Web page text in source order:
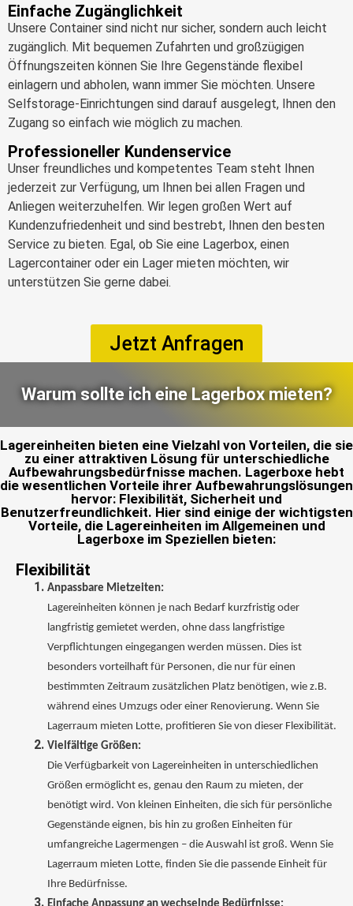
Einfache Zugänglichkeit
Unsere Container sind nicht nur sicher, sondern auch leicht
zugänglich. Mit bequemen Zufahrten und großzügigen
Öffnungszeiten können Sie Ihre Gegenstände flexibel
einlagern und abholen, wann immer Sie möchten. Unsere
Selfstorage-Einrichtungen sind darauf ausgelegt, Ihnen den
Zugang so einfach wie möglich zu machen.
Professioneller Kundenservice
Unser freundliches und kompetentes Team steht Ihnen
jederzeit zur Verfügung, um Ihnen bei allen Fragen und
Anliegen weiterzuhelfen. Wir legen großen Wert auf
Kundenzufriedenheit und sind bestrebt, Ihnen den besten
Service zu bieten. Egal, ob Sie eine Lagerbox, einen
Lagercontainer oder ein Lager mieten möchten, wir
unterstützen Sie gerne dabei.
Jetzt Anfragen
Warum sollte ich eine Lagerbox mieten?
Lagereinheiten bieten eine Vielzahl von Vorteilen, die sie
zu einer attraktiven Lösung für unterschiedliche
Aufbewahrungsbedürfnisse machen. Lagerboxe hebt
die wesentlichen Vorteile ihrer Aufbewahrungslösungen
hervor: Flexibilität, Sicherheit und
Benutzerfreundlichkeit. Hier sind einige der wichtigsten
Vorteile, die Lagereinheiten im Allgemeinen und
Lagerboxe im Speziellen bieten:
Flexibilität
Anpassbare Mietzeiten:
Lagereinheiten können je nach Bedarf kurzfristig oder
langfristig gemietet werden, ohne dass langfristige
Verpflichtungen eingegangen werden müssen. Dies ist
besonders vorteilhaft für Personen, die nur für einen
bestimmten Zeitraum zusätzlichen Platz benötigen, wie z.B.
während eines Umzugs oder einer Renovierung. Wenn Sie
Lagerraum mieten Lotte, profitieren Sie von dieser Flexibilität.
Vielfältige Größen:
Die Verfügbarkeit von Lagereinheiten in unterschiedlichen
Größen ermöglicht es, genau den Raum zu mieten, der
benötigt wird. Von kleinen Einheiten, die sich für persönliche
Gegenstände eignen, bis hin zu großen Einheiten für
umfangreiche Lagermengen – die Auswahl ist groß. Wenn Sie
Lagerraum mieten Lotte, finden Sie die passende Einheit für
Ihre Bedürfnisse.